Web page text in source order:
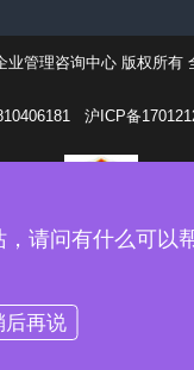
管理咨询中心 版权所有
沪ICP备
请问有什么可以
后再说